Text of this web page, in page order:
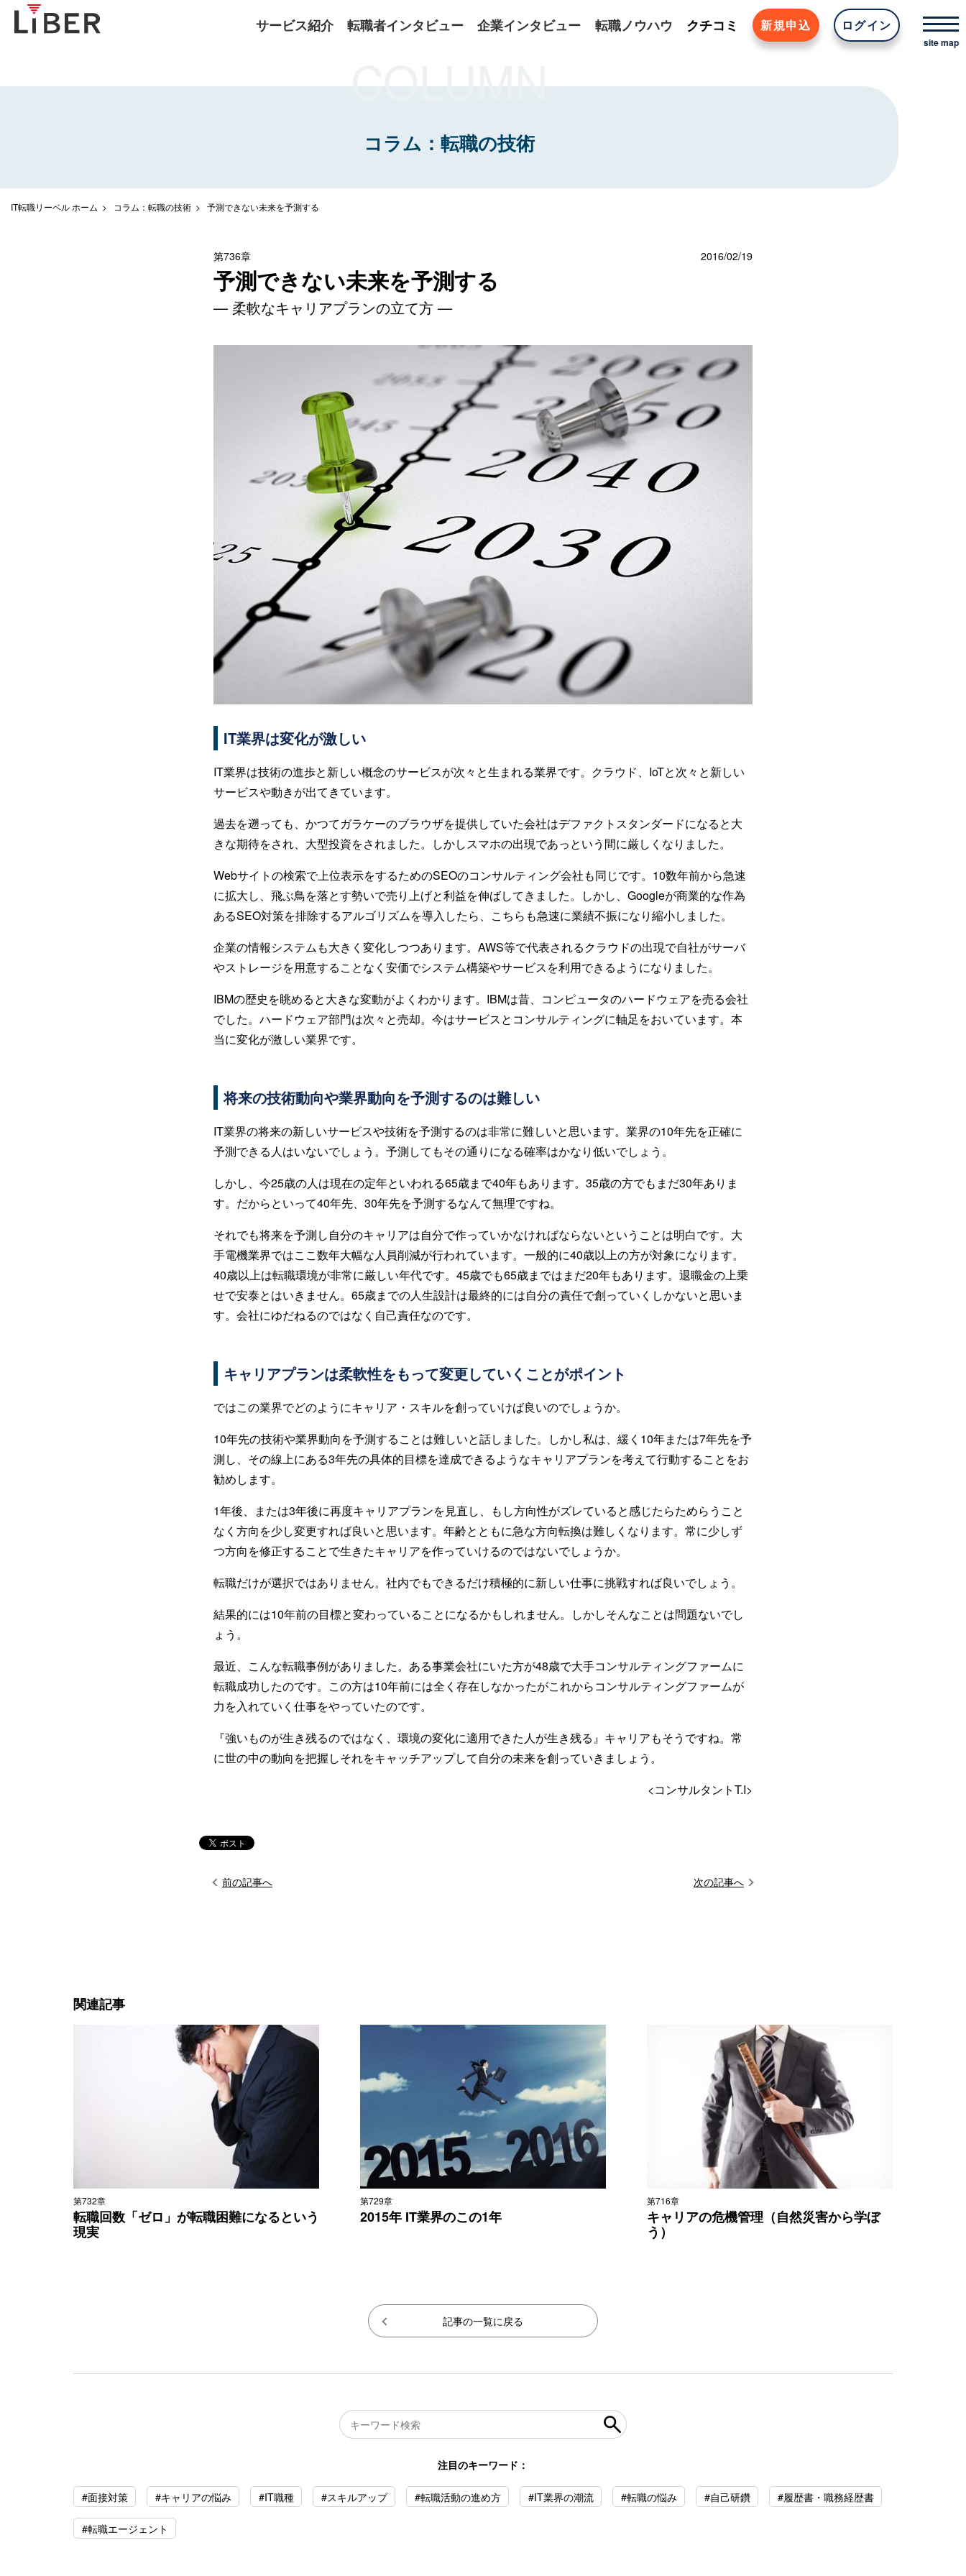
サービス紹介 転職者インタビュー 企業インタビュー 転職ノウハウ クチコミ 新規申込 ログイン
COLUMN
コラム：転職の技術
IT転職リーベル ホーム コラム：転職の技術 予測できない未来を予測する
第736章 2016/02/19
予測できない未来を予測する
— 柔軟なキャリアプランの立て方 —
IT業界は変化が激しい
IT業界は技術の進歩と新しい概念のサービスが次々と生まれる業界です。クラウド、IoTと次々と新しい
サービスや動きが出てきています。
過去を遡っても、かつてガラケーのブラウザを提供していた会社はデファクトスタンダードになると大
きな期待をされ、大型投資をされました。しかしスマホの出現であっという間に厳しくなりました。
Webサイトの検索で上位表示をするためのSEOのコンサルティング会社も同じです。10数年前から急速
に拡大し、飛ぶ鳥を落とす勢いで売り上げと利益を伸ばしてきました。しかし、Googleが商業的な作為
あるSEO対策を排除するアルゴリズムを導入したら、こちらも急速に業績不振になり縮小しました。
企業の情報システムも大きく変化しつつあります。AWS等で代表されるクラウドの出現で自社がサーバ
やストレージを用意することなく安価でシステム構築やサービスを利用できるようになりました。
IBMの歴史を眺めると大きな変動がよくわかります。IBMは昔、コンピュータのハードウェアを売る会社
でした。ハードウェア部門は次々と売却。今はサービスとコンサルティングに軸足をおいています。本
当に変化が激しい業界です。
将来の技術動向や業界動向を予測するのは難しい
IT業界の将来の新しいサービスや技術を予測するのは非常に難しいと思います。業界の10年先を正確に
予測できる人はいないでしょう。予測してもその通りになる確率はかなり低いでしょう。
しかし、今25歳の人は現在の定年といわれる65歳まで40年もあります。35歳の方でもまだ30年ありま
す。だからといって40年先、30年先を予測するなんて無理ですね。
それでも将来を予測し自分のキャリアは自分で作っていかなければならないということは明白です。大
手電機業界ではここ数年大幅な人員削減が行われています。一般的に40歳以上の方が対象になります。
40歳以上は転職環境が非常に厳しい年代です。45歳でも65歳まではまだ20年もあります。退職金の上乗
せで安泰とはいきません。65歳までの人生設計は最終的には自分の責任で創っていくしかないと思いま
す。会社にゆだねるのではなく自己責任なのです。
キャリアプランは柔軟性をもって変更していくことがポイント
ではこの業界でどのようにキャリア・スキルを創っていけば良いのでしょうか。
10年先の技術や業界動向を予測することは難しいと話しました。しかし私は、緩く10年または7年先を予
測し、その線上にある3年先の具体的目標を達成できるようなキャリアプランを考えて行動することをお
勧めします。
1年後、または3年後に再度キャリアプランを見直し、もし方向性がズレていると感じたらためらうこと
なく方向を少し変更すれば良いと思います。年齢とともに急な方向転換は難しくなります。常に少しず
つ方向を修正することで生きたキャリアを作っていけるのではないでしょうか。
転職だけが選択ではありません。社内でもできるだけ積極的に新しい仕事に挑戦すれば良いでしょう。
結果的には10年前の目標と変わっていることになるかもしれません。しかしそんなことは問題ないでし
ょう。
最近、こんな転職事例がありました。ある事業会社にいた方が48歳で大手コンサルティングファームに
転職成功したのです。この方は10年前には全く存在しなかったがこれからコンサルティングファームが
力を入れていく仕事をやっていたのです。
『強いものが生き残るのではなく、環境の変化に適用できた人が生き残る』キャリアもそうですね。常
に世の中の動向を把握しそれをキャッチアップして自分の未来を創っていきましょう。
<コンサルタントT.I>
前の記事へ 次の記事へ
関連記事
第732章
転職回数「ゼロ」が転職困難になるという
現実
第729章
2015年 IT業界のこの1年
第716章
キャリアの危機管理（自然災害から学ぼ
う）
記事の一覧に戻る
注目のキーワード：
#面接対策 #キャリアの悩み #IT職種 #スキルアップ #転職活動の進め方 #IT業界の潮流 #転職の悩み #自己研鑽 #履歴書・職務経歴書
#転職エージェント